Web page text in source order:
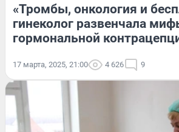
«Тромбы, онкология и
гинеколог развенчала
гормональной
17 марта, 2025, 21:00 4 626 9